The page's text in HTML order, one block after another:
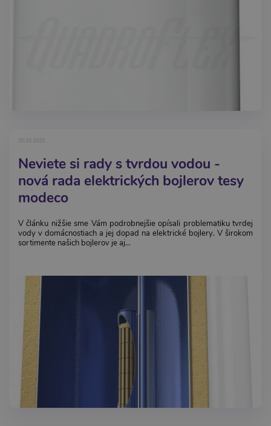
Neviete si rady s tvrdou vodou -
nová rada elektrických bojlerov tesy
modeco
V článku nižšie sme Vám podrobnejšie opísali problematiku tvrdej
vody v domácnostiach a jej dopad na elektrické bojlery. V širokom
sortimente našich bojlerov je aj...